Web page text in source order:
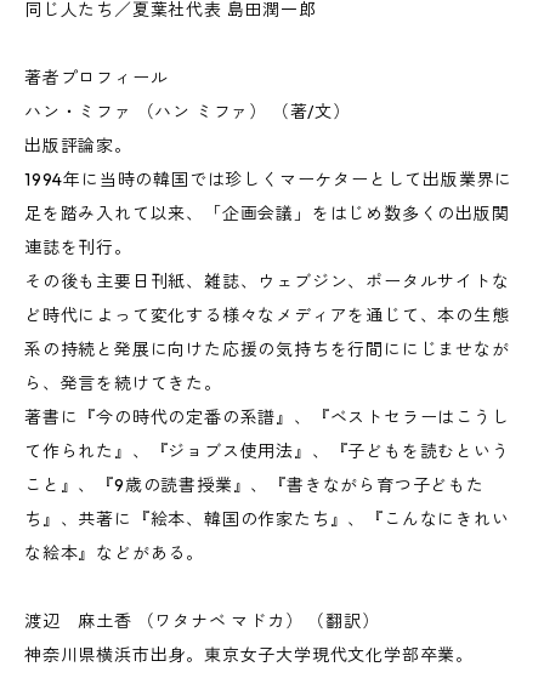
同じ人たち／夏葉社代表 島田潤一郎
著者プロフィール
ハン・ミファ （ハン ミファ） （著/文）
出版評論家。
1994年に当時の韓国では珍しくマーケターとして出版業界に
足を踏み入れて以来、「企画会議」をはじめ数多くの出版関
連誌を刊行。
その後も主要日刊紙、雑誌、ウェブジン、ポータルサイトな
ど時代によって変化する様々なメディアを通じて、本の生態
系の持続と発展に向けた応援の気持ちを行間ににじませなが
ら、発言を続けてきた。
著書に『今の時代の定番の系譜』、『ベストセラーはこうし
て作られた』、『ジョブス使用法』、『子どもを読むという
こと』、『9歳の読書授業』、『書きながら育つ子どもた
ち』、共著に『絵本、韓国の作家たち』、『こんなにきれい
な絵本』などがある。
渡辺 麻土香 （ワタナベ マドカ） （翻訳）
神奈川県横浜市出身。東京女子大学現代文化学部卒業。